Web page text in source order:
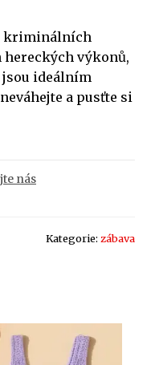
kriminálních
hereckých výkonů,
ideálním
a pusťte si
nás
Kategorie: zábava